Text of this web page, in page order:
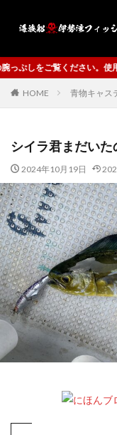
しているタックル等の情
HOME 青物キャス
シイラ君まだい
2024年10月19日